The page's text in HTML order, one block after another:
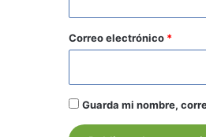
o
*
Correo electrónico *
Guarda mi nombre,